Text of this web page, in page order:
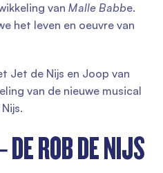
van Malle Babbe.
het leven en oeuvre van
Jet de Nijs en Joop van
van de nieuwe musical
ROB DE NIJS